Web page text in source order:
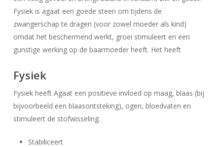
Fysiek is agaat een goede steen om tijdens de
zwangerschap te dragen (voor zowel moeder als kind)
omdat het beschermend werkt, groei stimuleert en een
gunstige werking op de baarmoeder heeft. Het heeft
Fysiek
Fysiek heeft Agaat een positieve invloed op maag, blaas (bij
bijvoorbeeld een blaasontsteking), ogen, bloedvaten en
stimuleert de stofwisseling.
Stabiliceert